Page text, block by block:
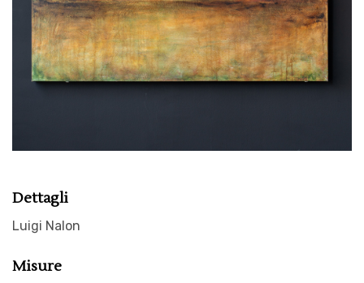
Dettagli
Luigi Nalon
Misure